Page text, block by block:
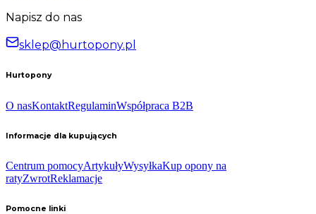
Napisz do nas
sklep@hurtopony.pl
Hurtopony
O nasKontaktRegulaminWspółpraca B2B
Informacje dla kupujących
Centrum pomocyArtykułyWysyłkaKup opony na
ratyZwrotReklamacje
Pomocne linki